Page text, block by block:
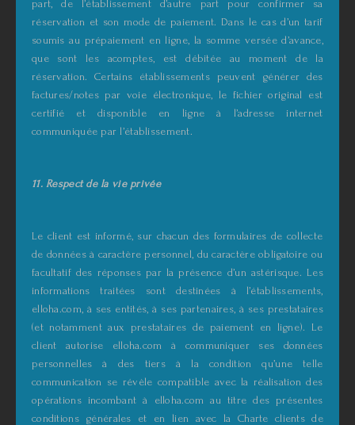
part, de l’établissement d’autre part pour confirmer sa
réservation et son mode de paiement. Dans le cas d’un tarif
soumis au prépaiement en ligne, la somme versée d’avance,
que sont les acomptes, est débitée au moment de la
réservation. Certains établissements peuvent générer des
factures/notes par voie électronique, le fichier original est
certifié et disponible en ligne à l’adresse internet
communiquée par l’établissement.
11. Respect de la vie privée
Le client est informé, sur chacun des formulaires de collecte
de données à caractère personnel, du caractère obligatoire ou
facultatif des réponses par la présence d’un astérisque. Les
informations traitées sont destinées à l’établissements,
elloha.com, à ses entités, à ses partenaires, à ses prestataires
(et notamment aux prestataires de paiement en ligne). Le
client autorise elloha.com à communiquer ses données
personnelles à des tiers à la condition qu’une telle
communication se révèle compatible avec la réalisation des
opérations incombant à elloha.com au titre des présentes
conditions générales et en lien avec la Charte clients de